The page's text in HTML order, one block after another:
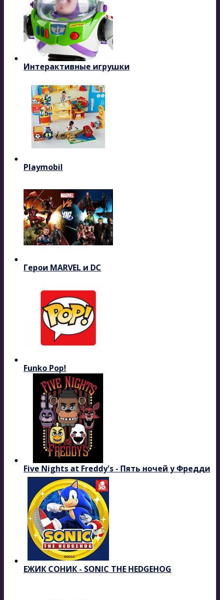
Интерактивные игрушки
Playmobil
Герои MARVEL и DC
Funko Pop!
Five Nights at Freddy's - Пять ночей у Фредди
ЕЖИК СОНИК - SONIC THE HEDGEHOG